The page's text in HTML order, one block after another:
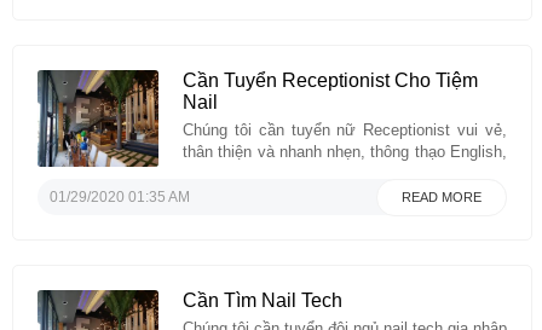
Cần Tuyển Receptionist Cho Tiệm
Nail
Chúng tôi cần tuyển nữ Receptionist vui vẻ,
thân thiện và nhanh nhẹn, thông thạo English,
trong môi trường professional, phục vụ khách
01/29/2020 01:35 AM READ MORE
Cần Tìm Nail Tech